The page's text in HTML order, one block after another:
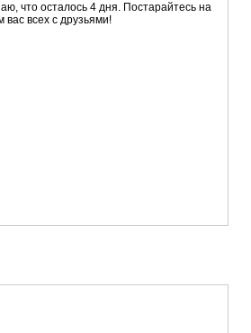
что осталось 4 дня. Постарайтесь на
всех с друзьями!